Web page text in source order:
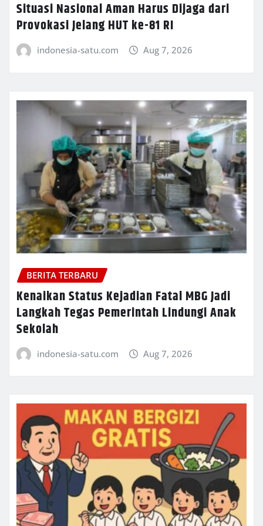
Situasi Nasional Aman Harus Dijaga dari
Provokasi Jelang HUT ke-81 RI
indonesia-satu.com Aug 7, 2026
BERITA TERBARU
Kenaikan Status Kejadian Fatal MBG Jadi
Langkah Tegas Pemerintah Lindungi Anak
Sekolah
indonesia-satu.com Aug 7, 2026